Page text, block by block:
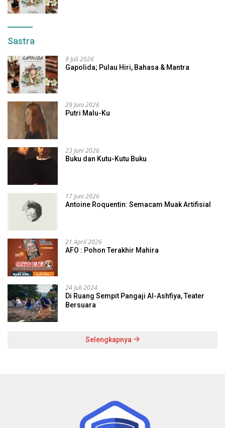
Sastra
9 Juli 2026
Gapolida; Pulau Hiri, Bahasa & Mantra
29 Juni 2026
Putri Malu-Ku
23 Juni 2026
Buku dan Kutu-Kutu Buku
17 Juni 2026
Antoine Roquentin: Semacam Muak Artifisial
21 April 2026
AFO : Pohon Terakhir Mahira
24 Juli 2024
Di Ruang Sempit Pangaji Al-Ashfiya, Teater
Bersuara
Selengkapnya